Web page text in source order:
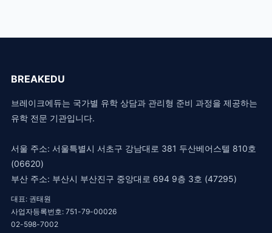
BREAKEDU
브레이크에듀는 국가별 유학 상담과 관리형 준비 과정을 제공하는
유학 전문 기관입니다.
서울 주소: 서울특별시 서초구 강남대로 381 두산베어스텔 810호
(06620)
부산 주소: 부산시 부산진구 중앙대로 694 9층 3호 (47295)
대표: 권태원
사업자등록번호: 751-79-00026
02-598-7002